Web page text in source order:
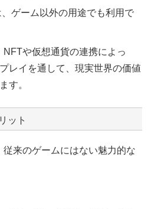
ゲーム以外の用途でも利用で
や仮想通貨の連携によっ
レイを通して、現実世界の価値
す。
ット
来のゲームにはない魅力的な